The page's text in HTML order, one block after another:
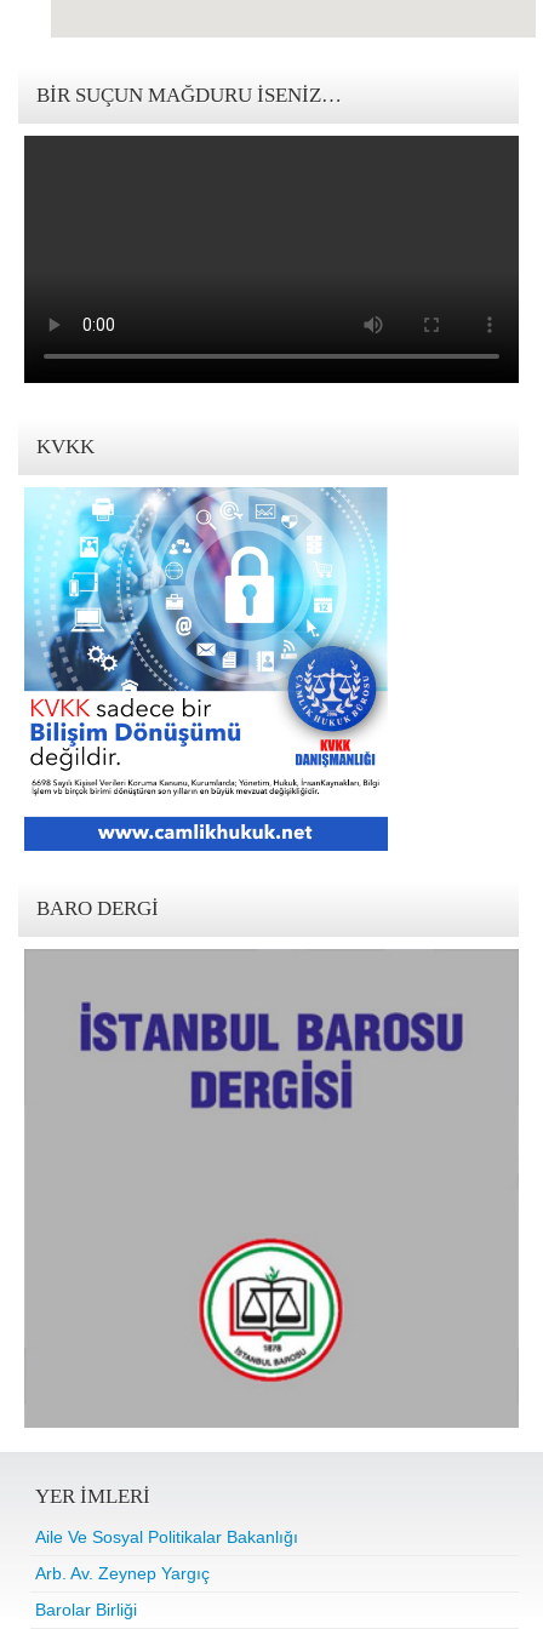
BIR SUÇUN MAĞDURU İSENIZ…
KVKK
BARO DERGI
YER IMLERI
Aile Ve Sosyal Politikalar Bakanlığı
Arb. Av. Zeynep Yargıç
Barolar Birliği